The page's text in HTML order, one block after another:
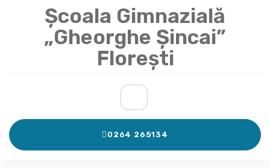
Școala Gimnazială
„Gheorghe Șincai”
Florești
0264 265134